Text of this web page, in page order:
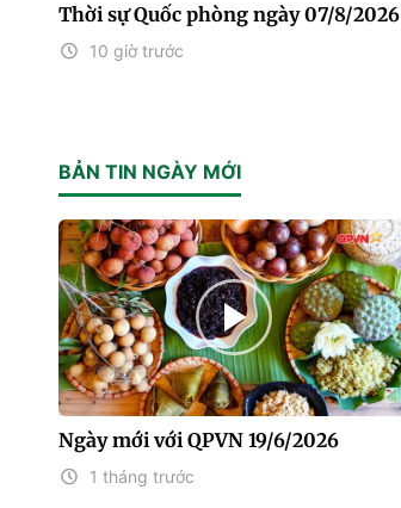
Thời sự Quốc phòng ngày 07/8/2026
10 giờ trước
BẢN TIN NGÀY MỚI
Ngày mới với QPVN 19/6/2026
1 tháng trước